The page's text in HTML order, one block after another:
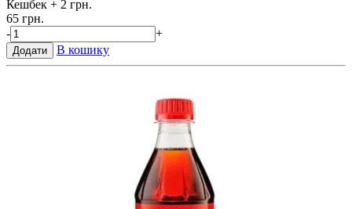
Кешбек + 2 грн.
65 грн.
-
+
Додати В кошику